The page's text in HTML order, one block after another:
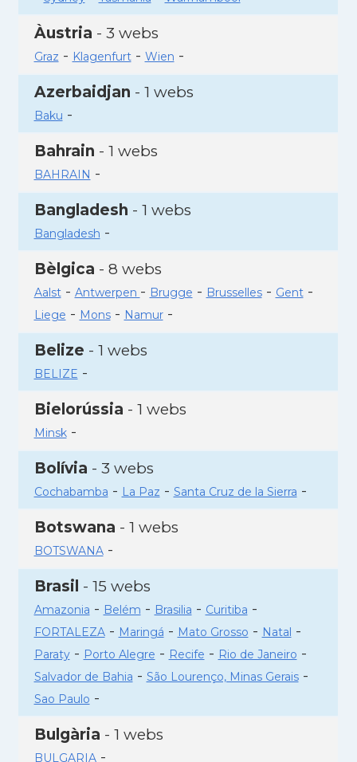
Àustria - 3 webs
Graz - Klagenfurt- Wien -
Azerbaidjan - 1 webs
Baku -
Bahrain - 1 webs
BAHRAIN -
Bangladesh - 1 webs
Bangladesh -
Bèlgica - 8 webs
Aalst- Antwerpen - Brugge - Brusselles- Gent-
Liege - Mons- Namur-
Belize - 1 webs
BELIZE -
Bielorússia - 1 webs
Minsk-
Bolívia - 3 webs
Cochabamba - La Paz - Santa Cruz de la Sierra -
Botswana - 1 webs
BOTSWANA-
Brasil - 15 webs
Amazonia - Belém - Brasilia - Curitiba -
FORTALEZA- Maringá - Mato Grosso - Natal -
Paraty- Porto Alegre - Recife - Rio de Janeiro -
Salvador de Bahia - São Lourenço, Minas Gerais-
Sao Paulo -
Bulgària - 1 webs
BULGARIA-